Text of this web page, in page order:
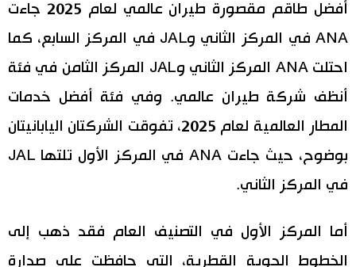
أفضل طاقم مقصورة طيران عالمي لعام 2025 جاءت
ANA في المركز الثاني وJAL في المركز السابع، كما
احتلت ANA المركز الثاني وJAL المركز الثامن في فئة
أنظف شركة طيران عالمي. وفي فئة أفضل خدمات
المطار العالمية لعام 2025، تفوقت الشركتان اليابانيتان
بوضوح، حيث جاءت ANA في المركز الأول تلتها JAL
في المركز الثاني.
أما المركز الأول في التصنيف العام فقد ذهب إلى
الخطوط الجوية القطرية، التي حافظت على صدارة